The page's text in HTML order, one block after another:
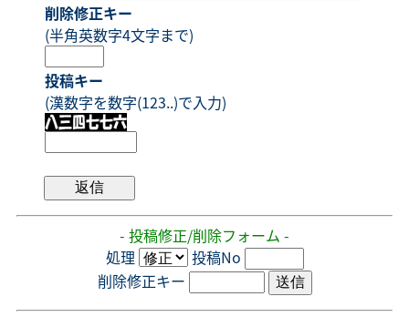
削除修正キー
(半角英数字4文字まで)
投稿キー
(漢数字を数字(123..)で入力)
- 投稿修正/削除フォーム -
処理
投稿No
削除修正キー